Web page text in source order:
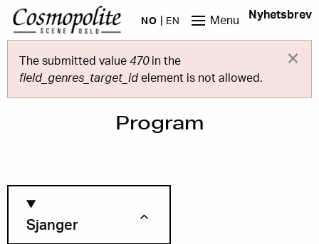
Hopp til hovedinnhold
NO EN Menu Nyhetsbrev
×
Feilmelding
The submitted value 470in the
field_genres_target_idelement is not allowed.
Program
Sjanger